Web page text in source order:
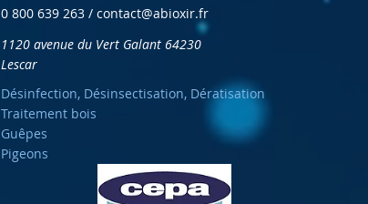
0 800 639 263 / contact@abioxir.fr
1120 avenue du Vert Galant 64230
Lescar
Désinfection, Désinsectisation, Dératisation
Traitement bois
Guêpes
Pigeons